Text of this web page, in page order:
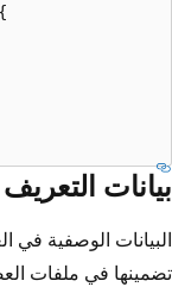
بيانات التعريف
البيانات الوصفية
تضمينها في ملفات